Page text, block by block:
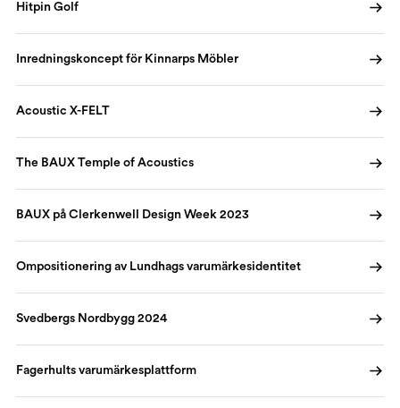
Hitpin Golf
Inredningskoncept för Kinnarps Möbler
Acoustic X-FELT
The BAUX Temple of Acoustics
BAUX på Clerkenwell Design Week 2023
Ompositionering av Lundhags varumärkesidentitet
Svedbergs Nordbygg 2024
Fagerhults varumärkesplattform